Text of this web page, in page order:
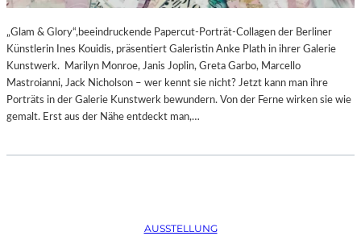
„Glam & Glory“,beeindruckende Papercut-Porträt-Collagen der Berliner
Künstlerin Ines Kouidis, präsentiert Galeristin Anke Plath in ihrer Galerie
Kunstwerk. Marilyn Monroe, Janis Joplin, Greta Garbo, Marcello
Mastroianni, Jack Nicholson – wer kennt sie nicht? Jetzt kann man ihre
Porträts in der Galerie Kunstwerk bewundern. Von der Ferne wirken sie wie
gemalt. Erst aus der Nähe entdeckt man,…
AUSSTELLUNG